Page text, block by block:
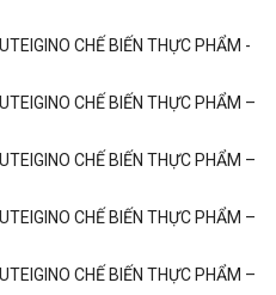
CHẾ BIẾN THỰC PHẨM -
CHẾ BIẾN THỰC PHẨM –
CHẾ BIẾN THỰC PHẨM –
CHẾ BIẾN THỰC PHẨM –
CHẾ BIẾN THỰC PHẨM –